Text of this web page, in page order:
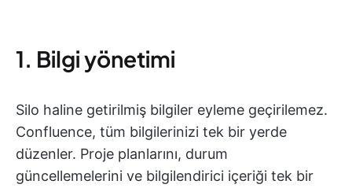
1. Bilgi yönetimi
Silo haline getirilmiş bilgiler eyleme geçirilemez.
Confluence, tüm bilgilerinizi tek bir yerde
düzenler. Proje planlarını, durum
güncellemelerini ve bilgilendirici içeriği tek bir